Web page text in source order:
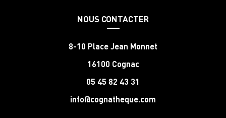
NOUS CONTACTER
8-10 Place Jean Monnet
16100 Cognac
05 45 82 43 31
info@cognatheque.com